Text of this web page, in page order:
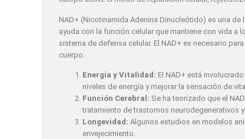
NAD+ (Nicotinamida Adenina Dinucleótido) es una
ayuda con la función celular que mantiene con vida a
sistema de defensa celular. El NAD+ es necesario
cuerpo.
Energía y Vitalidad: El NAD+ está
niveles de energía y mejorar la sensación de
Función Cerebral: Se ha teorizado que el
tratamiento de trastornos neurodegenerativos
Longevidad: Algunos estudios en modelos
envejecimiento.